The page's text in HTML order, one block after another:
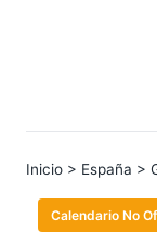
Inicio > España >
Calendario No